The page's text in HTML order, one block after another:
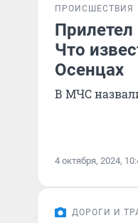
ПРОИСШЕСТВИЯ
Прилетел
Что
Осенцах
В МЧС
4 октября, 2024,
ДОРОГИ И